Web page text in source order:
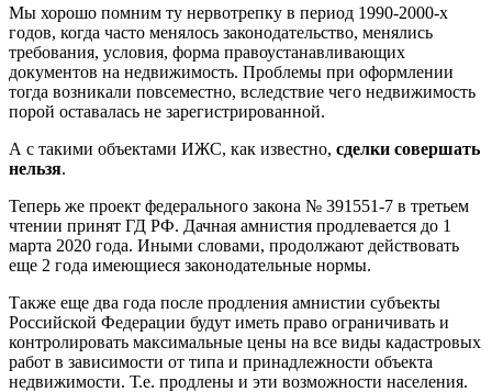
Мы хорошо помним ту нервотрепку в период 1990-2000-х
годов, когда часто менялось законодательство, менялись
требования, условия, форма правоустанавливающих
документов на недвижимость. Проблемы при оформлении
тогда возникали повсеместно, вследствие чего недвижимость
порой оставалась не зарегистрированной.
А с такими объектами ИЖС, как известно, сделки совершать
нельзя.
Теперь же проект федерального закона № 391551-7 в третьем
чтении принят ГД РФ. Дачная амнистия продлевается до 1
марта 2020 года. Иными словами, продолжают действовать
еще 2 года имеющиеся законодательные нормы.
Также еще два года после продления амнистии субъекты
Российской Федерации будут иметь право ограничивать и
контролировать максимальные цены на все виды кадастровых
работ в зависимости от типа и принадлежности объекта
недвижимости. Т.е. продлены и эти возможности населения.